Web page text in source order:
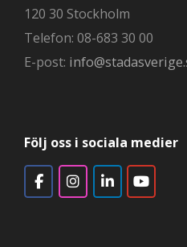
120 30 Stockholm
Telefon: 08-683 30 00
E-post:
Följ oss i sociala medier